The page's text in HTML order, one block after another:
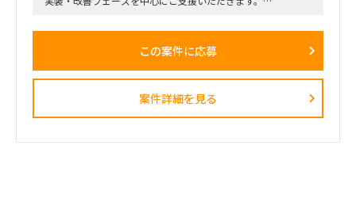
・既存RPAの改修・最適化
・運用設計およびマニュアル整備
・情報システム部門との連携・技術サポート
■体制：
この案件に応募
案件詳細を見る